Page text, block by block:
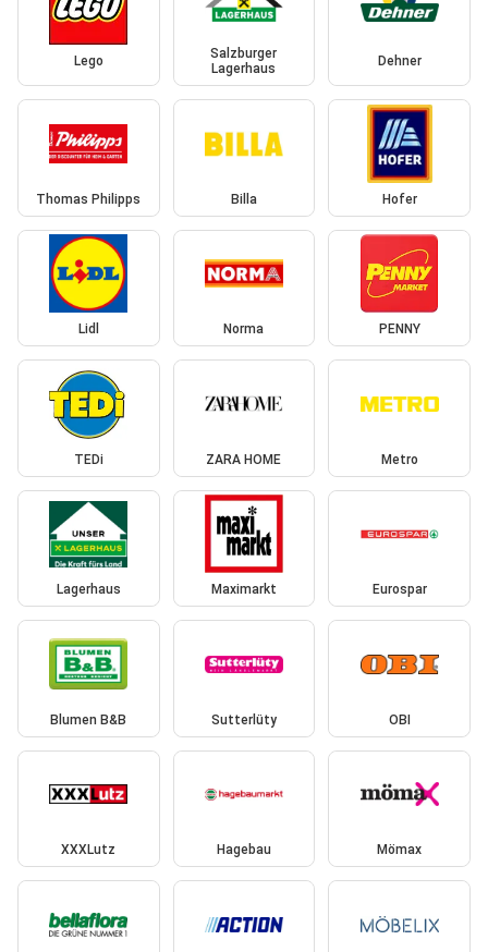
Lego
Salzburger
Lagerhaus
Dehner
Thomas Philipps Billa Hofer
Lidl Norma PENNY
TEDi ZARA HOME Metro
Lagerhaus Maximarkt Eurospar
Blumen B&B Sutterlüty OBI
XXXLutz Hagebau Mömax